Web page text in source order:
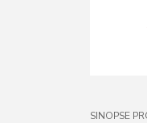
SINOPSE